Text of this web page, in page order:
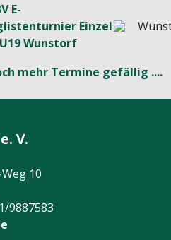
E-
Einzel
Wunstorf
mehr Termine gefällig ....
V.
10
9887583